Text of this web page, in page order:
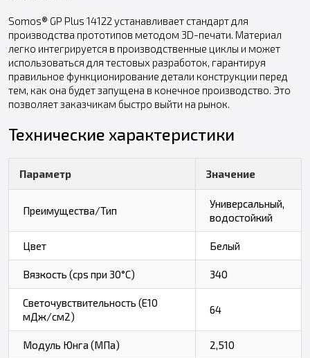
Somos® GP Plus 14122 устанавливает стандарт для
производства прототипов методом 3D-печати. Материал
легко интегрируется в производственные циклы и может
использоваться для тестовых разработок, гарантируя
правильное функционирование детали конструкции перед
тем, как она будет запущена в конечное производство. Это
позволяет заказчикам быстро выйти на рынок.
Технические характеристики
Параметр Значение
Преимущества/Тип
Универсальный,
водостойкий
Цвет Белый
Вязкость (cps при 30°C) 340
Светочувствительность (E10
мДж/см2)
64
Модуль Юнга (МПа) 2,510